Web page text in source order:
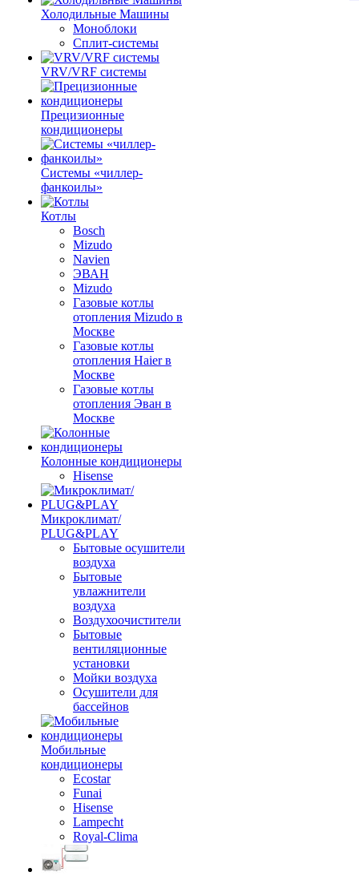
Холодильные Машины
Моноблоки
Сплит-системы
VRV/VRF системы
Прецизионные
кондиционеры
Системы «чиллер-
фанкоилы»
Котлы
Bosch
Mizudo
Navien
ЭВАН
Mizudo
Газовые котлы
отопления Mizudo в
Москве
Газовые котлы
отопления Haier в
Москве
Газовые котлы
отопления Эван в
Москве
Колонные кондиционеры
Hisense
Микроклимат/
PLUG&PLAY
Бытовые осушители
воздуха
Бытовые
увлажнители
воздуха
Воздухоочистители
Бытовые
вентиляционные
установки
Мойки воздуха
Осушители для
бассейнов
Мобильные
кондиционеры
Ecostar
Funai
Hisense
Lampecht
Royal-Clima